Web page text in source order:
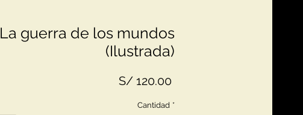
La guerra de los mundos
(Ilustrada)
S/ 120.00Precio
Cantidad *